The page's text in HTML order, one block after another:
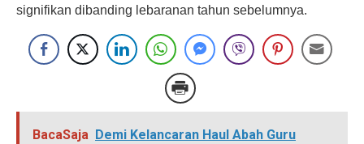
signifikan dibanding lebaranan tahun sebelumnya.
BacaSaja Demi Kelancaran Haul Abah Guru